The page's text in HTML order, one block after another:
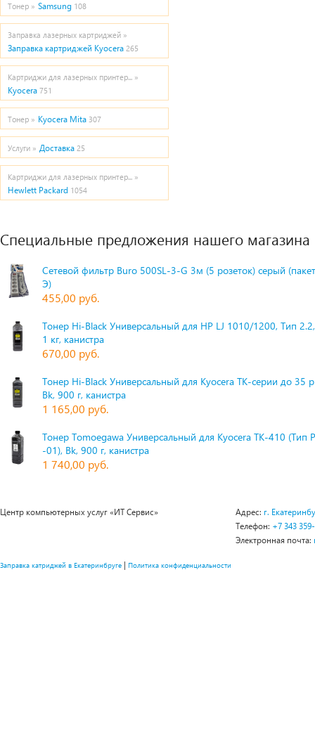
Тонер » Samsung 108
Заправка лазерных картриджей »
Заправка картриджей Kyocera 265
Картриджи для лазерных принтер... »
Kyocera 751
Тонер » Kyocera Mita 307
Услуги » Доставка 25
Картриджи для лазерных принтер... »
Hewlett Packard 1054
Специальные предложения нашего магазина
Сетевой фильтр Buro 500SL-3-G 3м (5 розеток) серый
Э)
455,00 руб.
Тонер Hi-Black Универсальный для HP LJ 1010/1200, Тип
1 кг, канистра
670,00 руб.
Тонер Hi-Black Универсальный для Kyocera TK-серии до 35
Bk, 900 г, канистра
1 165,00 руб.
Тонер Tomoegawa Универсальный для Kyocera TK-410 (Тип
-01), Bk, 900 г, канистра
1 740,00 руб.
Центр компьютерных услуг «ИТ Сервис» Адрес: г.
Телефон: +7 343
Электронная почта:
Заправка катриджей в Екатеринбруге | Политика конфиденциальности